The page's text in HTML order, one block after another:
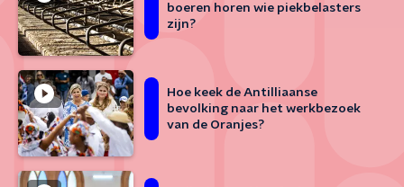
boeren horen wie piekbelasters
zijn?
Hoe keek de Antilliaanse
bevolking naar het werkbezoek
van de Oranjes?